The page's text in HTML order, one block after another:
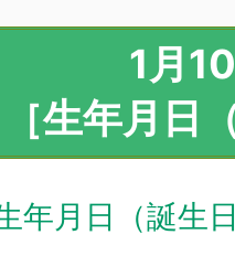
1月
［生年月日
年月日（誕生